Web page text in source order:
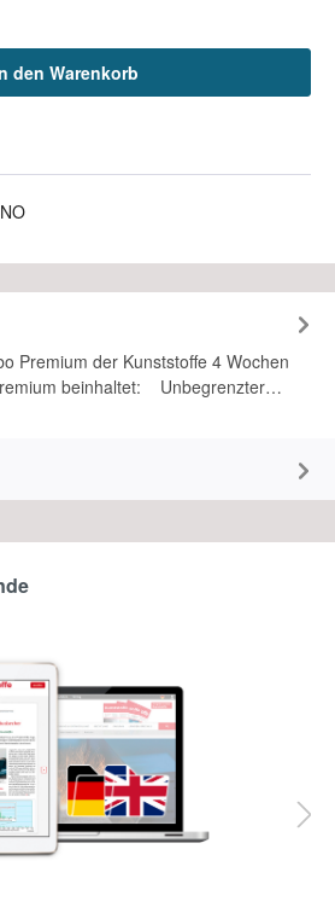
den Warenkorb
Premium der Kunststoffe 4 Wochen
beinhaltet: Unbegrenzter…